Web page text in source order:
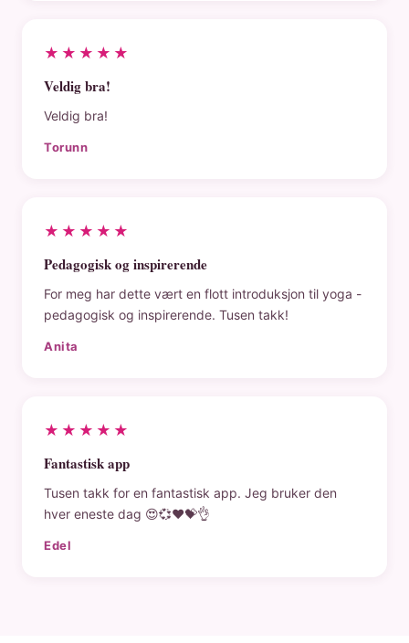
★★★★★
Veldig bra!
Veldig bra!
Torunn
★★★★★
Pedagogisk og inspirerende
For meg har dette vært en flott introduksjon til yoga -
pedagogisk og inspirerende. Tusen takk!
Anita
★★★★★
Fantastisk app
Tusen takk for en fantastisk app. Jeg bruker den
hver eneste dag 😍💞❤️💝👌
Edel